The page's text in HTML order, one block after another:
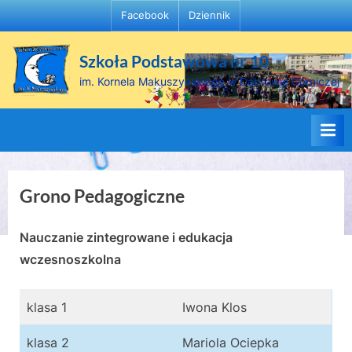
to
content
Facebook Dziennik
Szkoła Podstawowa nr 10
im. Kornela Makuszyńskiego w Dąbrowie Górniczej
Grono Pedagogiczne
Nauczanie zintegrowane i edukacja
wczesnoszkolna
klasa 1 Iwona Klos
klasa 2 Mariola Ociepka